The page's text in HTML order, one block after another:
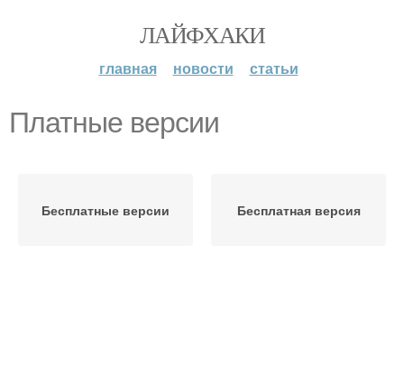
ЛАЙФХАКИ
главная новости статьи
Платные версии
Бесплатные версии Бесплатная версия